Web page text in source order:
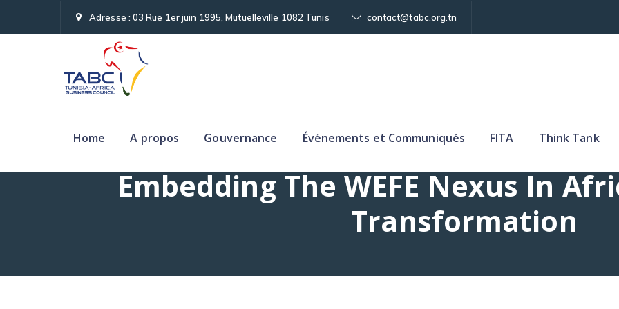
Adresse : 03 Rue 1er juin 1995, Mutuelleville 1082 Tunis contact@tabc.org.tn
Home A propos Gouvernance Événements et Communiqués FITA Think Tank
From Energy Corridors To
Embedding The WEFE Nexus In
Transformation